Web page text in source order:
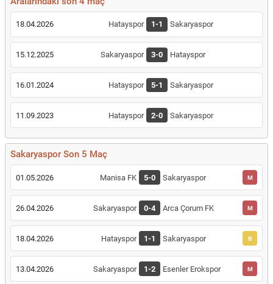
18.04.2026 Hatayspor 1-1 Sakaryaspor
15.12.2025 Sakaryaspor 3-0 Hatayspor
16.01.2024 Hatayspor 5-1 Sakaryaspor
11.09.2023 Hatayspor 2-0 Sakaryaspor
Sakaryaspor Son 5 Maç
01.05.2026 Manisa FK 5-0 Sakaryaspor M
26.04.2026 Sakaryaspor 0-4 Arca Çorum FK M
18.04.2026 Hatayspor 1-1 Sakaryaspor B
13.04.2026 Sakaryaspor 1-2 Esenler Erokspor M